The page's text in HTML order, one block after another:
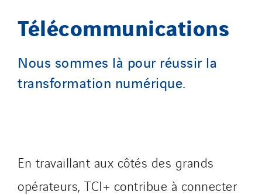
Télécommunications
Nous sommes là pour réussir la
transformation numérique.
En travaillant aux côtés des grands
opérateurs, TCI+ contribue à connecter